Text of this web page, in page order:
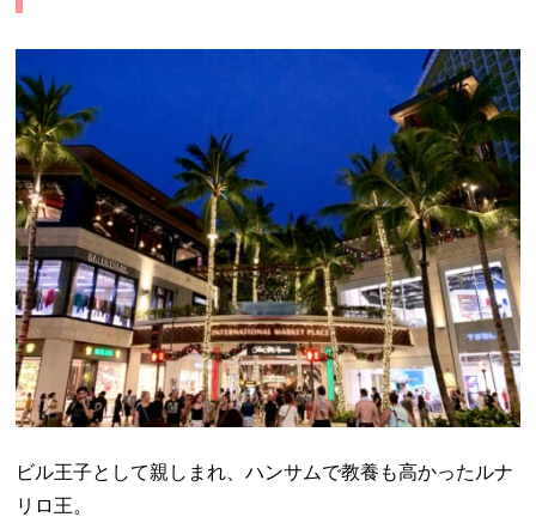
ビル王子として親しまれ、ハンサムで教養も高かったルナ
リロ王。